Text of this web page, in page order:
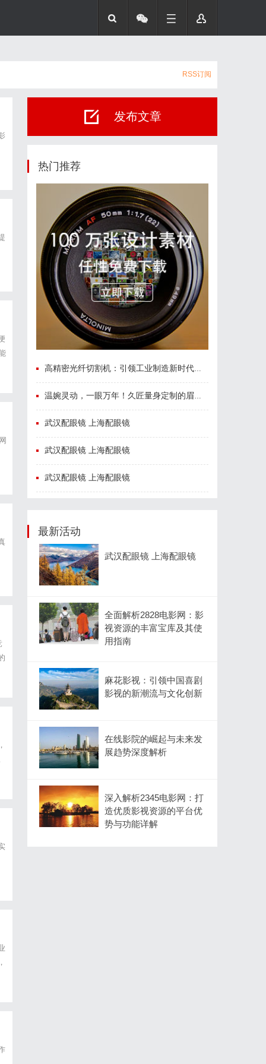
RSS订阅
发布文章
热门推荐
高精密光纤切割机：引领工业制造新时代的利器
温婉灵动，一眼万年！久匠量身定制的眉眼唇，才是你整张脸的点睛之笔！淡颜系女生的气质加分项
武汉配眼镜 上海配眼镜
武汉配眼镜 上海配眼镜
武汉配眼镜 上海配眼镜
最新活动
武汉配眼镜 上海配眼镜
全面解析2828电影网：影
视资源的丰富宝库及其使
用指南
麻花影视：引领中国喜剧
影视的新潮流与文化创新
在线影院的崛起与未来发
展趋势深度解析
深入解析2345电影网：打
造优质影视资源的平台优
势与功能详解